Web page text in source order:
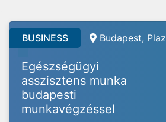
BUSINESS Budapest,
Egészségügyi
asszisztens munka
budapesti
munkavégzéssel